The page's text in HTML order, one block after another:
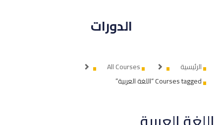
الدورات
الرئيسية
All Courses
Courses tagged “اللغة العربية”